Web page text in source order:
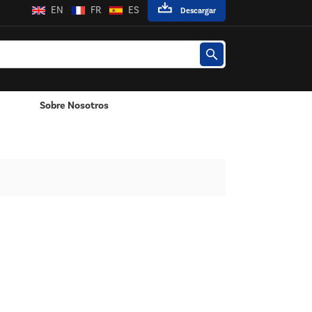
Descargar
EN FR ES
Sobre Nosotros